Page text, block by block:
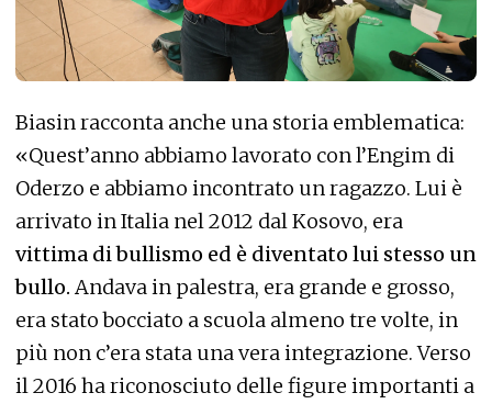
Biasin racconta anche una storia emblematica:
«Quest’anno abbiamo lavorato con l’Engim di
Oderzo e abbiamo incontrato un ragazzo. Lui è
arrivato in Italia nel 2012 dal Kosovo, era
vittima di bullismo ed è diventato lui stesso un
bullo. Andava in palestra, era grande e grosso,
era stato bocciato a scuola almeno tre volte, in
più non c’era stata una vera integrazione. Verso
il 2016 ha riconosciuto delle figure importanti a